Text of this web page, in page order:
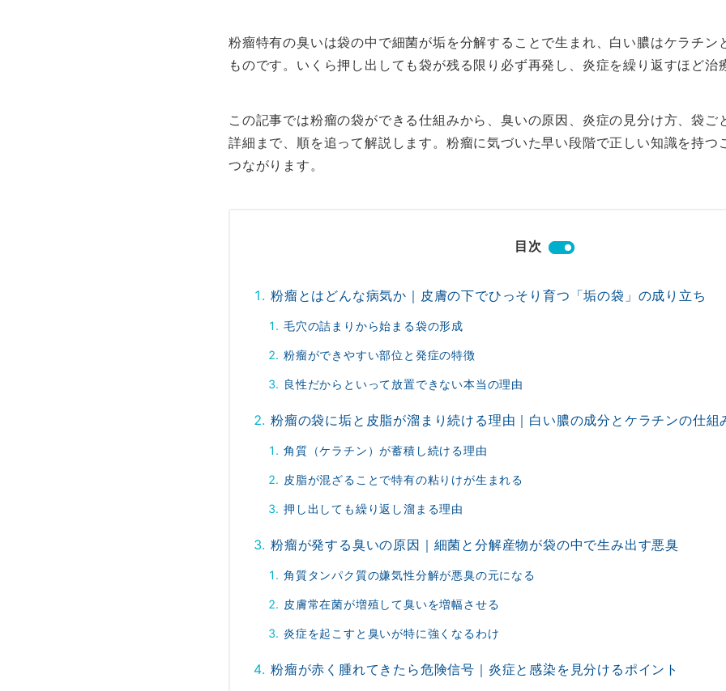
粉瘤特有の臭いは袋の中で細菌が垢を分解することで生まれ、白い膿はケラチン
ものです。いくら押し出しても袋が残る限り必ず再発し、炎症を繰り返すほど治
この記事では粉瘤の袋ができる仕組みから、臭いの原因、炎症の見分け方、袋ご
詳細まで、順を追って解説します。粉瘤に気づいた早い段階で正しい知識を持つ
つながります。
目次
粉瘤とはどんな病気か｜皮膚の下でひっそり育つ「垢の袋」の成り立ち
毛穴の詰まりから始まる袋の形成
粉瘤ができやすい部位と発症の特徴
良性だからといって放置できない本当の理由
粉瘤の袋に垢と皮脂が溜まり続ける理由｜白い膿の成分とケラチンの仕組
角質（ケラチン）が蓄積し続ける理由
皮脂が混ざることで特有の粘りけが生まれる
押し出しても繰り返し溜まる理由
粉瘤が発する臭いの原因｜細菌と分解産物が袋の中で生み出す悪臭
角質タンパク質の嫌気性分解が悪臭の元になる
皮膚常在菌が増殖して臭いを増幅させる
炎症を起こすと臭いが特に強くなるわけ
粉瘤が赤く腫れてきたら危険信号｜炎症と感染を見分けるポイント